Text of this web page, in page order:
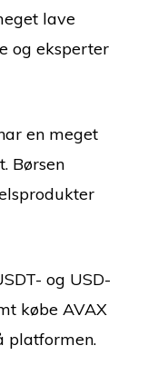
lave
og eksperter
en meget
Børsen
og USD-
købe AVAX
platformen.